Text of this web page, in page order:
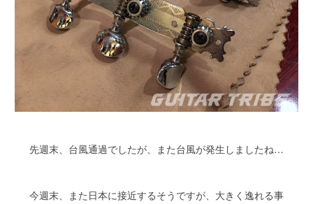
先週末、台風通過でしたが、また台風が発生しましたね…
今週末、また日本に接近するそうですが、大きく逸れる事